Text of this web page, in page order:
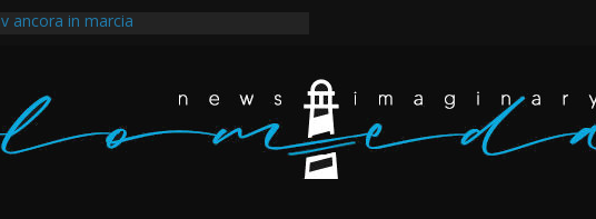
ancora in marcia
scarafaggi ha messo al muro il
Eravamo dappertutto
il tempo della rabbia e della rivolta a